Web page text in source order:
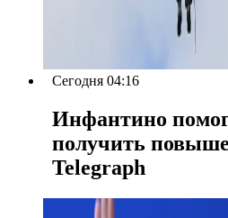
Сегодня 04:16
Инфантино
получить
Telegraph